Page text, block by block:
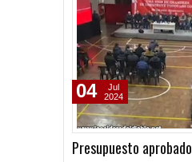
Presupuesto aprobado
04
Jul
2024